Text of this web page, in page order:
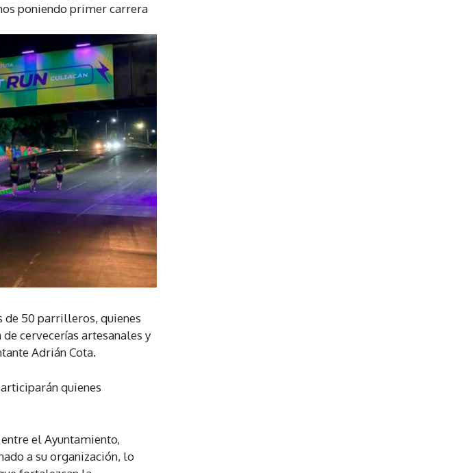
poniendo primer carrera
de 50 parrilleros, quienes
cervecerías artesanales y
Adrián Cota.
quienes
el Ayuntamiento,
a su organización, lo